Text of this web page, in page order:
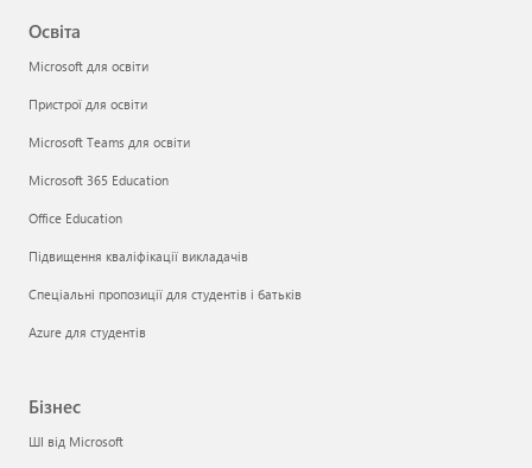
Освіта
Microsoft для освіти
Пристрої для освіти
Microsoft Teams для освіти
Microsoft 365 Education
Office Education
Підвищення кваліфікації викладачів
Спеціальні пропозиції для студентів і батьків
Azure для студентів
Бізнес
ШІ від Microsoft